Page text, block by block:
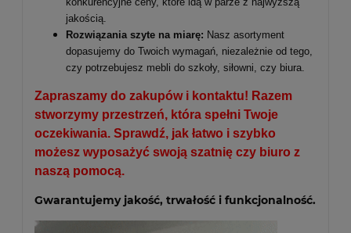
jakością.
Rozwiązania szyte na miarę: Nasz asortyment
dopasujemy do Twoich wymagań, niezależnie od tego,
czy potrzebujesz mebli do szkoły, siłowni, czy biura.
Zapraszamy do zakupów i kontaktu! Razem
stworzymy przestrzeń, która spełni Twoje
oczekiwania. Sprawdź, jak łatwo i szybko
możesz wyposażyć swoją szatnię czy biuro z
naszą pomocą.
Gwarantujemy jakość, trwałość i funkcjonalność.